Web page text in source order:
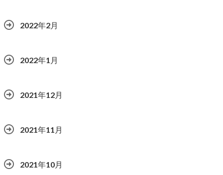
2022年2月
2022年1月
2021年12月
2021年11月
2021年10月